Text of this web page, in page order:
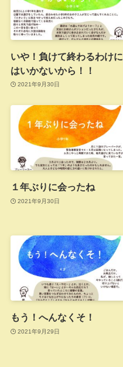
いや！負けて終わるわけに
はいかないから！！
2021年9月30日
１年ぶりに会ったね
2021年9月30日
もう！へんなくそ！
2021年9月29日